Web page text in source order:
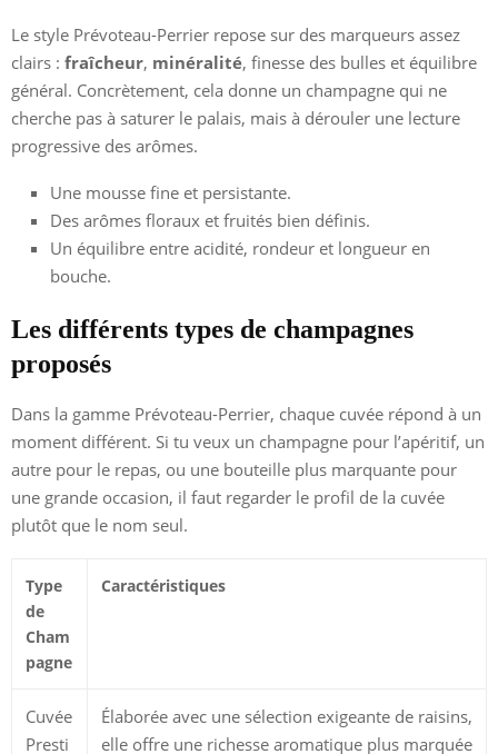
Le style Prévoteau-Perrier repose sur des marqueurs assez
clairs : fraîcheur, minéralité, finesse des bulles et équilibre
général. Concrètement, cela donne un champagne qui ne
cherche pas à saturer le palais, mais à dérouler une lecture
progressive des arômes.
Une mousse fine et persistante.
Des arômes floraux et fruités bien définis.
Un équilibre entre acidité, rondeur et longueur en
bouche.
Les différents types de champagnes
proposés
Dans la gamme Prévoteau-Perrier, chaque cuvée répond à un
moment différent. Si tu veux un champagne pour l’apéritif, un
autre pour le repas, ou une bouteille plus marquante pour
une grande occasion, il faut regarder le profil de la cuvée
plutôt que le nom seul.
Type
de
Cham
pagne
Caractéristiques
Cuvée
Presti
Élaborée avec une sélection exigeante de raisins,
elle offre une richesse aromatique plus marquée